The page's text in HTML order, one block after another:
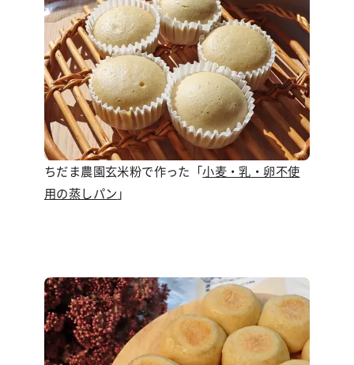
ちだま農園玄米粉で作った「小麦・乳・卵不使
用の蒸しパン 」